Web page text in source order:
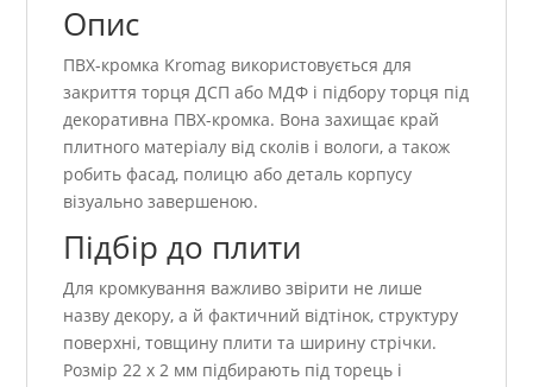
Опис
ПВХ-кромка Kromag використовується для
закриття торця ДСП або МДФ і підбору торця під
декоративна ПВХ-кромка. Вона захищає край
плитного матеріалу від сколів і вологи, а також
робить фасад, полицю або деталь корпусу
візуально завершеною.
Підбір до плити
Для кромкування важливо звірити не лише
назву декору, а й фактичний відтінок, структуру
поверхні, товщину плити та ширину стрічки.
Розмір 22 x 2 мм підбирають під торець і